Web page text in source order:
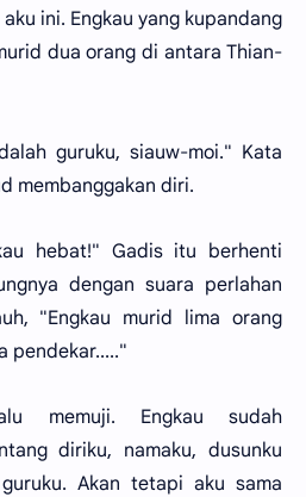
ini. Engkau yang kupandang
dua orang di antara Thian-
guruku, siauw-moi." Kata
membanggakan diri.
hebat!" Gadis itu berhenti
dengan suara perlahan
"Engkau murid lima orang
pendekar....."
memuji. Engkau sudah
diriku, namaku, dusunku
Akan tetapi aku sama